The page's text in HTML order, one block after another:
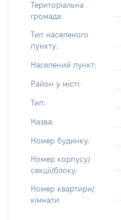
Територіальна
громада:
Тип населеного
пункту:
Населений пункт:
Район у місті:
Тип:
Назва:
Номер будинку:
Номер корпусу/
секції/блоку:
Номер квартири/
кімнати: